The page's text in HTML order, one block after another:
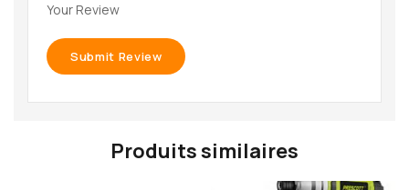
Your Review
Produits similaires